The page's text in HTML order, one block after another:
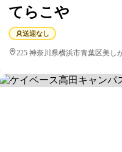
てらこや
送迎なし
225 神奈川県横浜市青葉区美し